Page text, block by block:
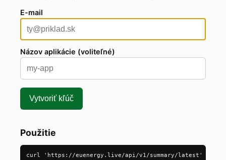
E-mail
Názov aplikácie (voliteľné)
Vytvoriť kľúč
Použitie
curl 'https://euenergy.live/api/v1/summary/latest' \